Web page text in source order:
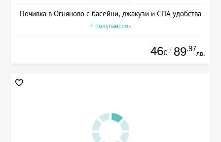
Почивка в Огняново с басейни, джакузи и СПА удобства
+ полупансион
46€ / 89.97
лв.